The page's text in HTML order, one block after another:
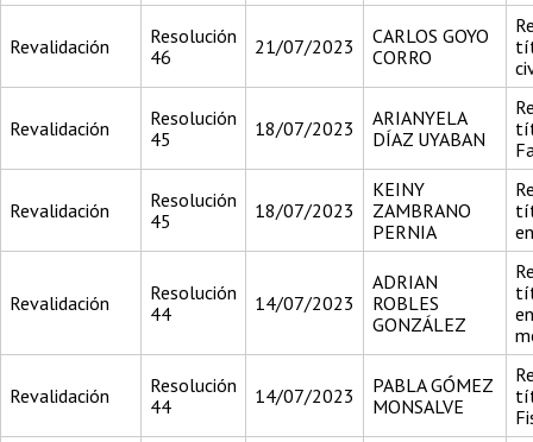
Revalidación
Resolución
46
21/07/2023
CARLOS GOYO
CORRO
Revalidación
Resolución
45
18/07/2023
ARIANYELA
DÍAZ UYABAN
Revalidación
Resolución
45
18/07/2023
KEINY
ZAMBRANO
PERNIA
Revalidación
Resolución
44
14/07/2023
ADRIAN
ROBLES
GONZÁLEZ
Revalidación
Resolución
44
14/07/2023
PABLA GÓMEZ
MONSALVE